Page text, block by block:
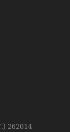
262014